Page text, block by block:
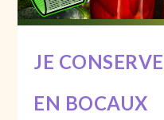
JE
EN BOCAUX